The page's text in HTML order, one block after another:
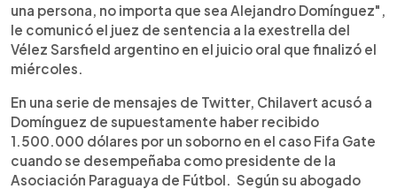
una persona, no importa que sea Alejandro Domínguez",
le comunicó el juez de sentencia a la exestrella del
Vélez Sarsfield argentino en el juicio oral que finalizó el
miércoles.
En una serie de mensajes de Twitter, Chilavert acusó a
Domínguez de supuestamente haber recibido
1.500.000 dólares por un soborno en el caso Fifa Gate
cuando se desempeñaba como presidente de la
Asociación Paraguaya de Fútbol. Según su abogado